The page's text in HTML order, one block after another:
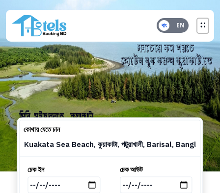
Choose
EN
বাং
কোথায় যেতে চান
চেক ইন চেক আউট